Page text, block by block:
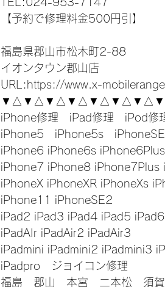
【予約で修理料金500円引】
福島県郡山市松木町2-88
イオンタウン郡山店
URL:https://www.x-
iPhone修理　iPad修理　iPod修
iPhone5　iPhone5s　iPhoneSE
iPhone6 iPhone6s
iPhone7 iPhone8 iPhone7Plus
iPhoneX iPhoneXR iPhoneXs
iPhone11 iPhoneSE2
iPad2 iPad3 iPad4 iPad5
iPadAIr iPadAir2 iPadAir3
iPadmini iPadmini2 iPadmini3
iPadpro　ジョイコン修理
福島　郡山　本宮　二本松　須賀